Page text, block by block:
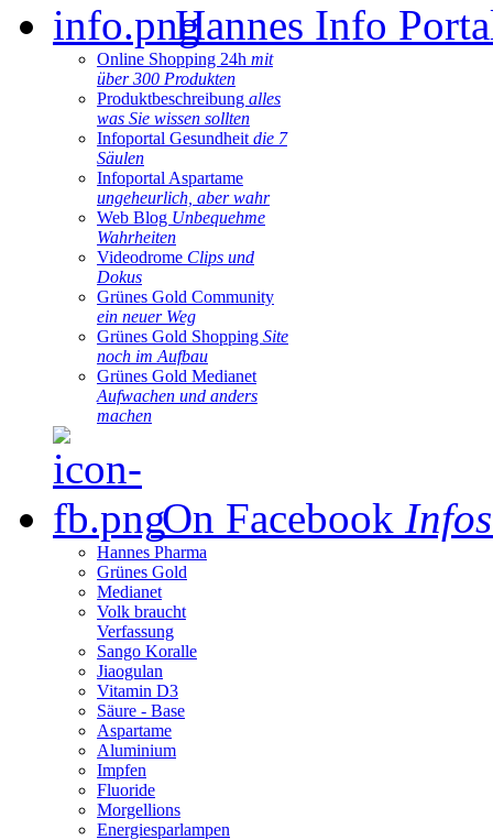
Hannes Info
Online Shopping 24h mit
über 300 Produkten
Produktbeschreibung alles
was Sie wissen sollten
Infoportal Gesundheit die 7
Säulen
Infoportal Aspartame
ungeheurlich, aber wahr
Web Blog Unbequehme
Wahrheiten
Videodrome Clips und
Dokus
Grünes Gold Community
ein neuer Weg
Grünes Gold Shopping Site
noch im Aufbau
Grünes Gold Medianet
Aufwachen und anders
machen
On Facebook
Hannes Pharma
Grünes Gold
Medianet
Volk braucht
Verfassung
Sango Koralle
Jiaogulan
Vitamin D3
Säure - Base
Aspartame
Aluminium
Impfen
Fluoride
Morgellions
Energiesparlampen